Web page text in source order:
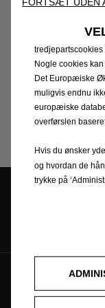
ønsker at
udvikling. Som
arbejdsplads
dynamisk miljø,
hverdag og din
Læs mere og
Følg os på
dermed vores
tredjepartscookies
Nogle cookies
Det Europæiske
muligvis endnu
europæiske
overførslen
Hvis du ønsker
og hvordan de
trykke på